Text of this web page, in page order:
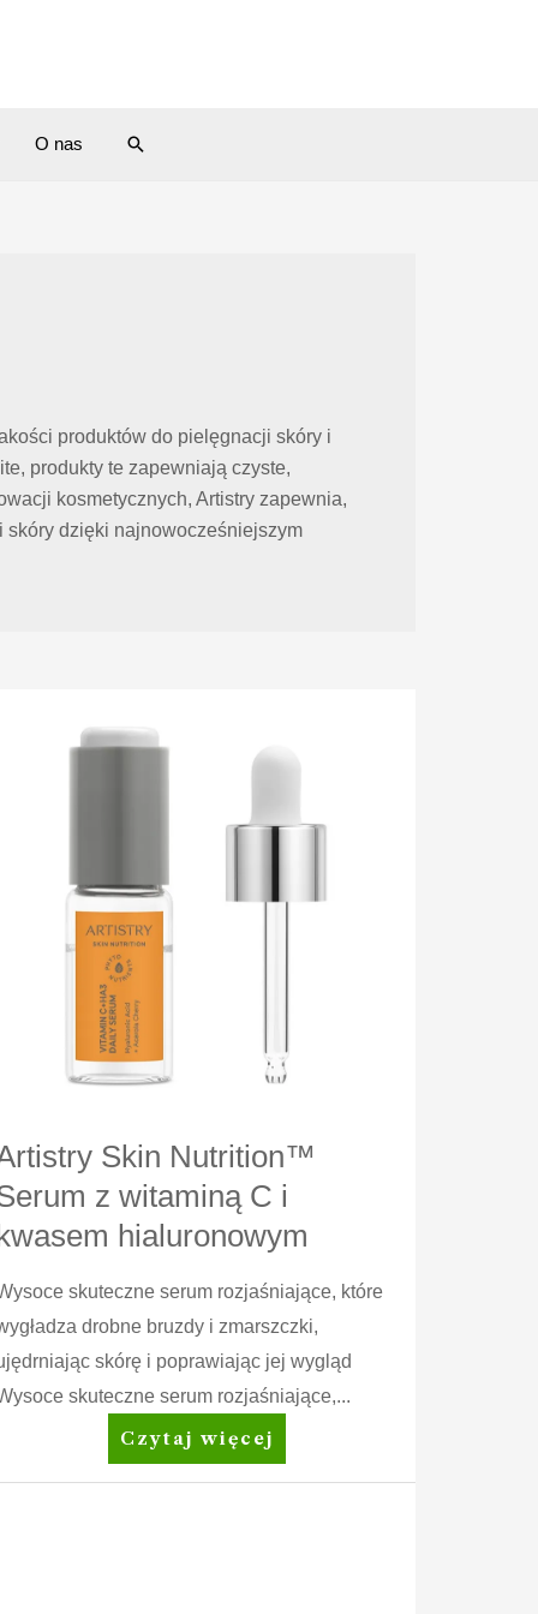
O nas Search
produktów do pielęgnacji skóry i
produkty te zapewniają czyste,
kosmetycznych, Artistry zapewnia,
skóry dzięki najnowocześniejszym
Skin Nutrition™
z witaminą C i
hialuronowym
skuteczne serum rozjaśniające, które
drobne bruzdy i zmarszczki,
skórę i poprawiając jej wygląd
skuteczne serum rozjaśniające,...
Artistry
Skin
Czytaj więcej